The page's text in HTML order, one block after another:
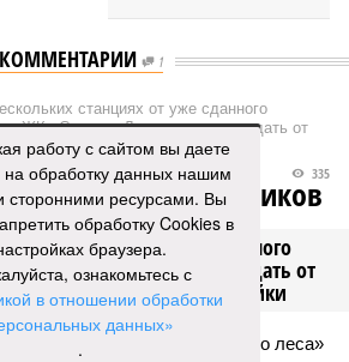
КОММЕНТАРИИ 1
станциях от уже сданного
ЖК «Станция Л» продолжают ждать от
реальной достройки
от уже сданного «Сказочного
Л» продолжают ждать от
начала реальной достройки
335
для дольщиков
работу с сайтом вы даете
на обработку данных нашим
сторонними ресурсами. Вы
обработку Cookies в
браузера.
ознакомьтесь с
в отношении обработки
данных»
.